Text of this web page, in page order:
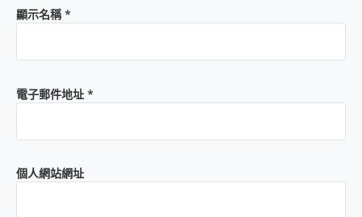
顯示名稱*
電子郵件地址 *
個人網站網址